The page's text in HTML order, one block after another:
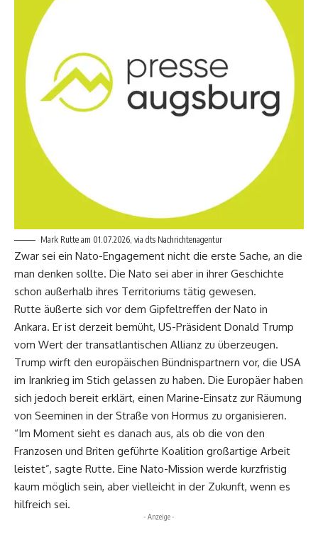
Mark Rutte am 01.07.2026, via dts Nachrichtenagentur
Zwar sei ein Nato-Engagement nicht die erste Sache, an die
man denken sollte. Die Nato sei aber in ihrer Geschichte
schon außerhalb ihres Territoriums tätig gewesen.
Rutte äußerte sich vor dem Gipfeltreffen der Nato in
Ankara. Er ist derzeit bemüht, US-Präsident Donald Trump
vom Wert der transatlantischen Allianz zu überzeugen.
Trump wirft den europäischen Bündnispartnern vor, die USA
im Irankrieg im Stich gelassen zu haben. Die Europäer haben
sich jedoch bereit erklärt, einen Marine-Einsatz zur Räumung
von Seeminen in der Straße von Hormus zu organisieren.
“Im Moment sieht es danach aus, als ob die von den
Franzosen und Briten geführte Koalition großartige Arbeit
leistet”, sagte Rutte. Eine Nato-Mission werde kurzfristig
kaum möglich sein, aber vielleicht in der Zukunft, wenn es
hilfreich sei.
- Anzeige -